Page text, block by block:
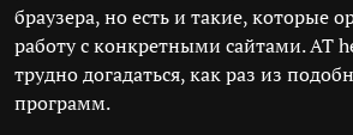
браузера, но есть и такие, которые
работу с конкретными сайтами. AT
трудно догадаться, как раз из
программ.